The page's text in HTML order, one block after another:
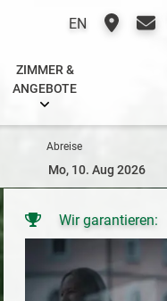
EN
ZIMMER &
ANGEBOTE
Abreise
Wir garantieren: